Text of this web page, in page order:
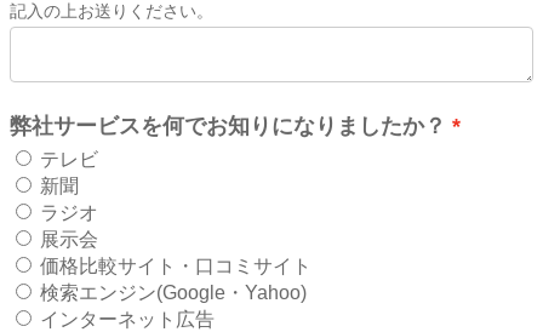
記入の上お送りください。
弊社サービスを何でお知りになりましたか？
テレビ
新聞
ラジオ
展示会
価格比較サイト・口コミサイト
検索エンジン(Google・Yahoo)
インターネット広告